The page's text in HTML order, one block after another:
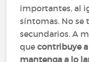
importantes, al
síntomas. No se
secundarios. A
quecontribuye
mantenga a lo